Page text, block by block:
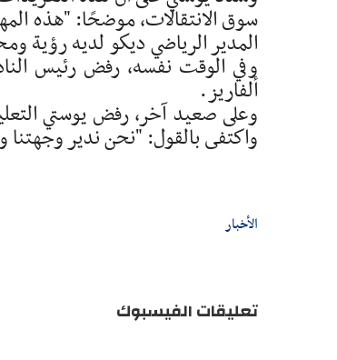
سوق الانتقالات، موضحًا: "هذه
المدير الرياضي ديكو لديه رؤية
وفي الوقت نفسه، رفض رئيس
ألفاريز.
وعلى صعيد آخر، رفض يوستي
واكتفى بالقول: "نحن ندير وجهتنا
الأخبار
تعليقات الفيسبوك